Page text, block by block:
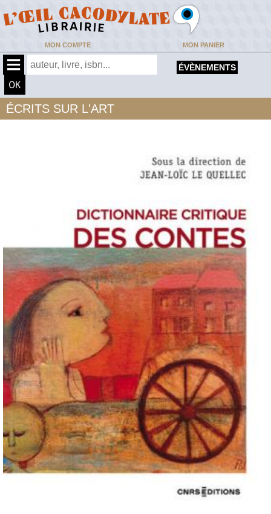
MON COMPTE MON PANIER
ÉVÈNEMENTS
ÉCRITS SUR L'ART